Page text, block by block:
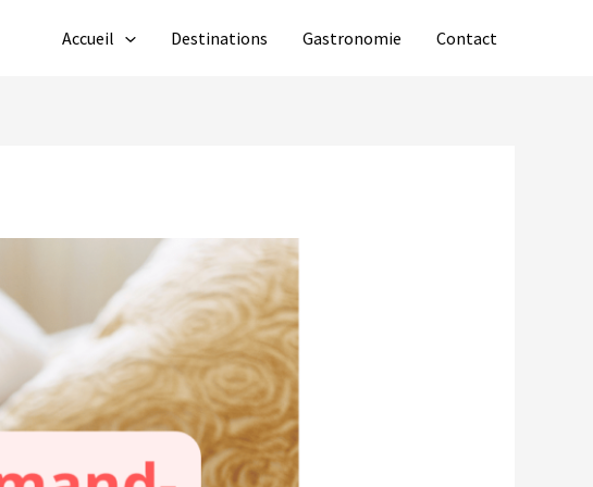
Accueil Destinations Gastronomie Contact